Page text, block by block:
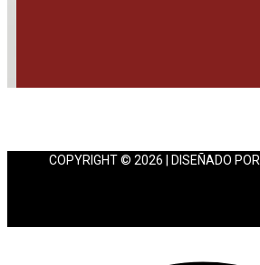
COPYRIGHT © 2026 | DISEÑADO POR